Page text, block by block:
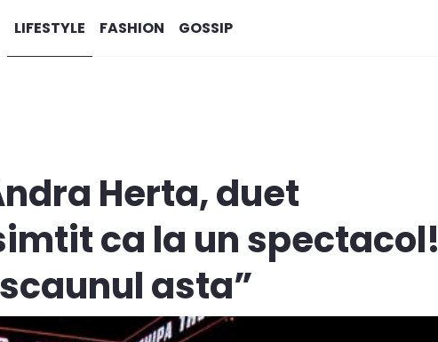
LIFESTYLE FASHION GOSSIP
Herta, duet
ca la un spectacol!
asta”